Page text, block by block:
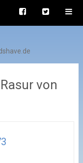
von